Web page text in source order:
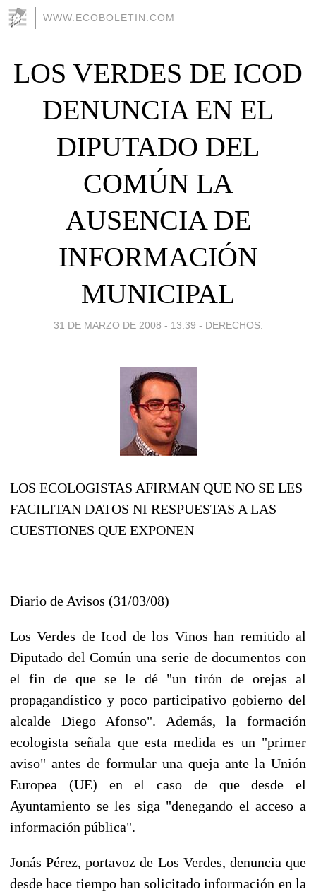
WWW.ECOBOLETIN.COM
LOS VERDES DE ICOD
DENUNCIA EN EL
DIPUTADO DEL
COMÚN LA
AUSENCIA DE
INFORMACIÓN
MUNICIPAL
31 DE MARZO DE 2008 - 13:39 - DERECHOS:
LOS ECOLOGISTAS AFIRMAN QUE NO SE LES
FACILITAN DATOS NI RESPUESTAS A LAS
CUESTIONES QUE EXPONEN
Diario de Avisos (31/03/08)
Los Verdes de Icod de los Vinos han remitido al
Diputado del Común una serie de documentos con
el fin de que se le dé "un tirón de orejas al
propagandístico y poco participativo gobierno del
alcalde Diego Afonso". Además, la formación
ecologista señala que esta medida es un "primer
aviso" antes de formular una queja ante la Unión
Europea (UE) en el caso de que desde el
Ayuntamiento se les siga "denegando el acceso a
información pública".
Jonás Pérez, portavoz de Los Verdes, denuncia que
desde hace tiempo han solicitado información en la